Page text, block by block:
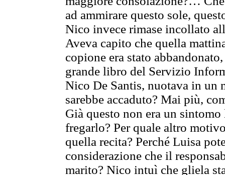
ad ammirare questo sole,
Nico invece rimase incollato
Aveva capito che quella
copione era stato
grande libro del Servizio
Nico De Santis, nuotava in un
sarebbe accaduto? Mai più,
Già questo non era un
fregarlo? Per quale altro
quella recita? Perché Luisa
considerazione che il
marito? Nico intuì che gliela